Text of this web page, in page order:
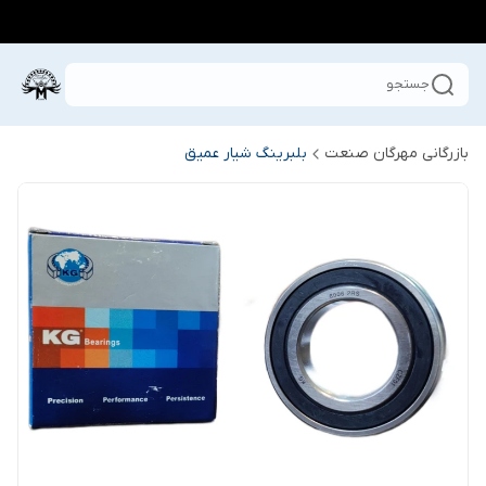
جستجو
بازرگانی مهرگان صنعت بلبرینگ شیار عمیق